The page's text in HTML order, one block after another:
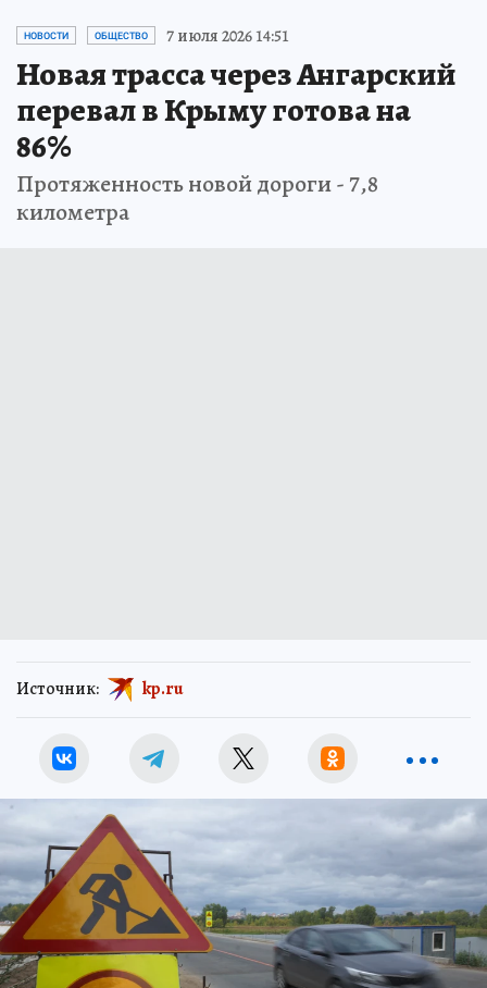
НОВОСТИ ОБЩЕСТВО 7 июля 2026 14:51
Новая трасса через Ангарский
перевал в Крыму готова на
86%
Протяженность новой дороги - 7,8
километра
Источник: kp.ru